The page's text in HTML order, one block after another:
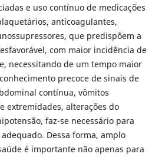
e uso contínuo de medicações
anticoagulantes,
que predispõem a
com maior incidência de
necessitando de um tempo maior
precoce de sinais de
contínua, vômitos
extremidades, alterações do
faz-se necessário para
Dessa forma, amplo
é importante não apenas para